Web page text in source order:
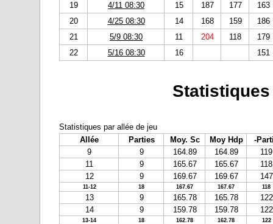
19
4/11 08:30 15 187 177
163
20
4/25 08:30 14 168 159
186
21
5/9 08:30 11 204 118
179
22
5/16 08:30 16 151
Statistiques par allée de jeu
Allée
Parties Moy. Sc Moy Hdp
-
9
9 164.89 164.89
119
11
9 165.67 165.67
118
12
9 169.67 169.67 147
11-12 18 167.67 167.67 118
13 9 165.78 165.78
122
14
9 159.78 159.78 122
13-14 18 162.78 162.78 122